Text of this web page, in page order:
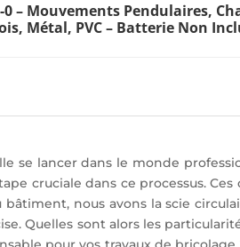
0 – Mouvements Pendulaires,
Métal, PVC – Batterie Non
se lancer dans le monde
cruciale dans ce processus.
nous avons la scie
Quelles sont alors les